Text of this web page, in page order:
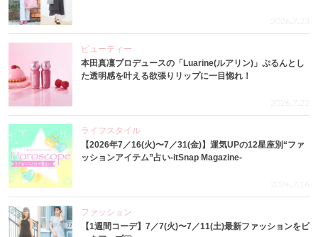
2026.7.23
ビューティー
本田真凜プロデュースの「Luarine(ルアリン)」ぷるんとし
た透明感を叶える欲張りリップに一目惚れ！
2026.7.22
ライフスタイル
【2026年7／16(火)〜7／31(金)】運気UPの12星座別“ファ
ッションアイテム”占い-itSnap Magazine-
2026.7.16
ファッション
【1週間コーデ】7／7(火)〜7／11(土)最新ファッションをピ